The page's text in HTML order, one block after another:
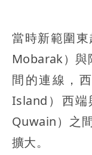
當時新範圍
Mobarak）與
間的連線，
Island）西
Quwain）之
擴大。